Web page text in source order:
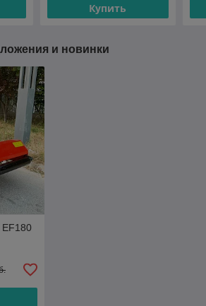
Купить
и новинки
EF180